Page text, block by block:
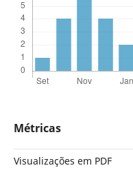
Métricas
Visualizações em PDF